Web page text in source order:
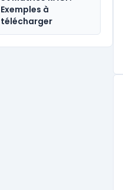
Exemples à
télécharger